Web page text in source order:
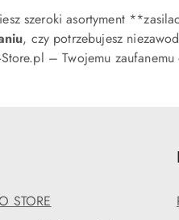
szeroki asortyment
, czy potrzebujesz
– Twojemu
STORE